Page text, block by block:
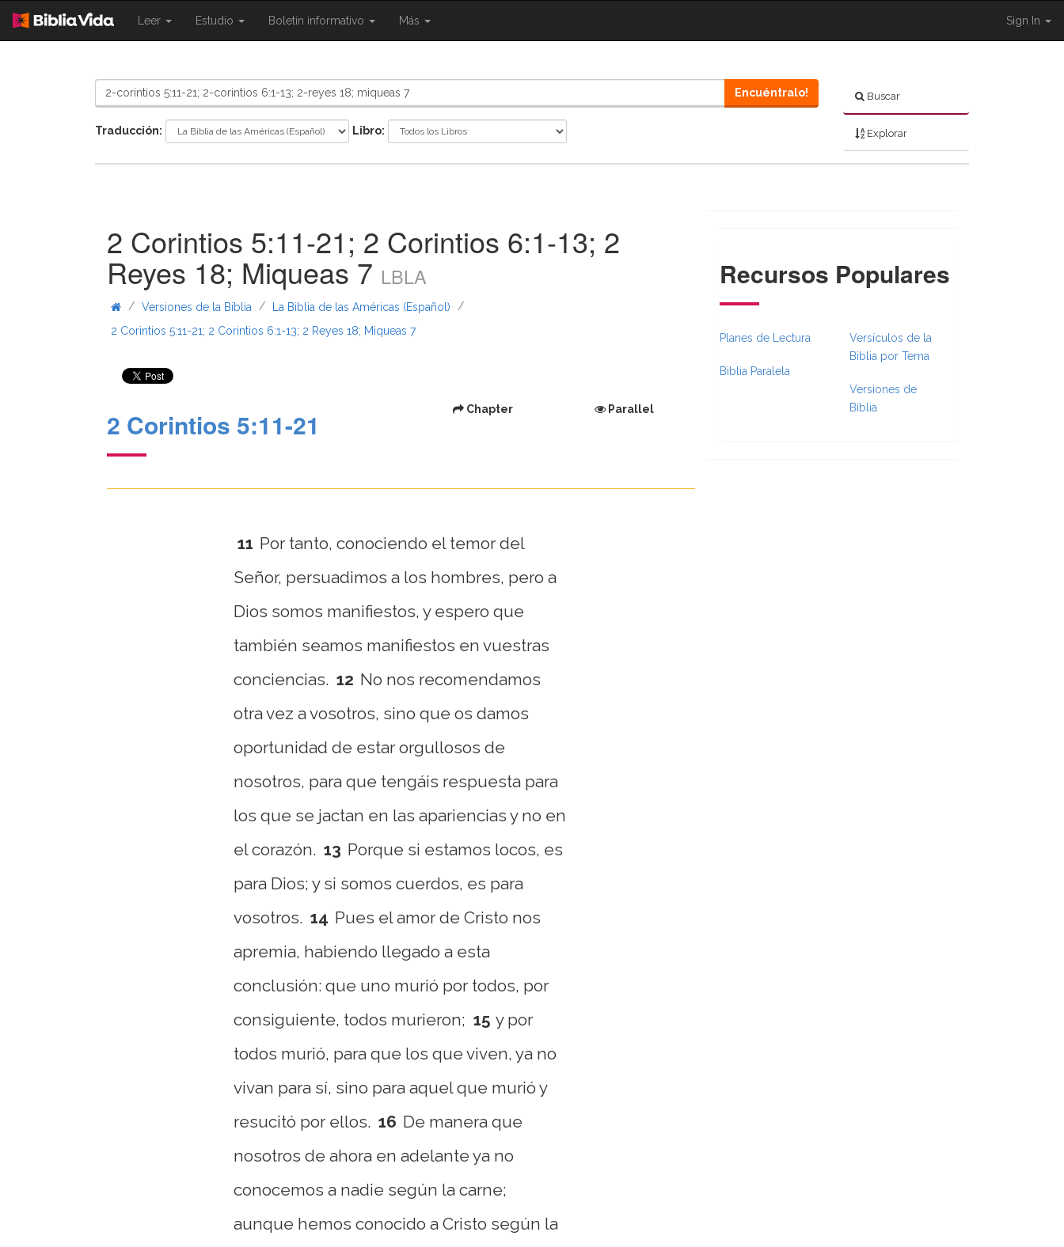
Leer
{{
Estudio
{{
Boletín informativo Más
{{
Sign In
Buscar
Explorar
Encuéntralo!
Traducción: Libro:
2 Corintios 5:11-21; 2 Corintios 6:1-13; 2
Reyes 18; Miqueas 7 LBLA
/ Versiones de la Biblia / La Biblia de las Américas (Español)
/
2 Corintios 5:11-21; 2 Corintios 6:1-13; 2 Reyes 18; Miqueas 7
2 Corintios 5:11-21 Chapter Parallel
11 Por tanto, conociendo el temor del
Señor, persuadimos a los hombres, pero a
Dios somos manifiestos, y espero que
también seamos manifiestos en vuestras
conciencias. 12 No nos recomendamos
otra vez a vosotros, sino que os damos
oportunidad de estar orgullosos de
nosotros, para que tengáis respuesta para
los que se jactan en las apariencias y no en
el corazón. 13 Porque si estamos locos, es
para Dios; y si somos cuerdos, es para
vosotros. 14 Pues el amor de Cristo nos
apremia, habiendo llegado a esta
conclusión: que uno murió por todos, por
consiguiente, todos murieron; 15 y por
todos murió, para que los que viven, ya no
vivan para sí, sino para aquel que murió y
resucitó por ellos. 16 De manera que
nosotros de ahora en adelante ya no
conocemos a nadie según la carne;
aunque hemos conocido a Cristo según la
Recursos Populares
Planes de Lectura
Biblia Paralela
Versículos de la
Biblia por Tema
Versiones de
Biblia